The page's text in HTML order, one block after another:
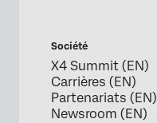
Société
X4 Summit (EN)
Carrières (EN)
Partenariats (EN)
Newsroom (EN)